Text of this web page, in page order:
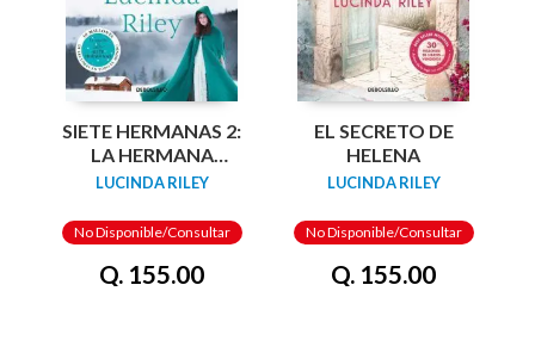
SIETE HERMANAS 2:
LA HERMANA
TORMENTA
LUCINDA RILEY
No Disponible/Consultar
Q. 155.00
EL SECRETO DE
HELENA
LUCINDA RILEY
No Disponible/Consultar
Q. 155.00